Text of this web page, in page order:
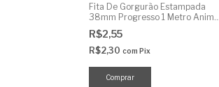
Fita De Gorgurão Estampada
38mm Progresso 1 Metro Animal
Print Réptil
R$2,55
R$2,30 com Pix